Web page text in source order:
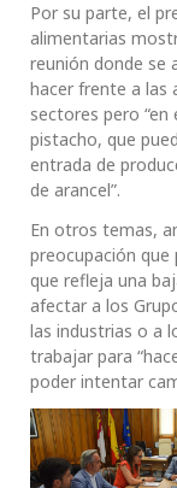
Por su parte, el
alimentarias
reunión donde se
hacer frente a las
sectores pero
pistacho, que
entrada de
de arancel”.
En otros temas,
preocupación que
que refleja una
afectar a los
las industrias o a
trabajar para
poder intentar